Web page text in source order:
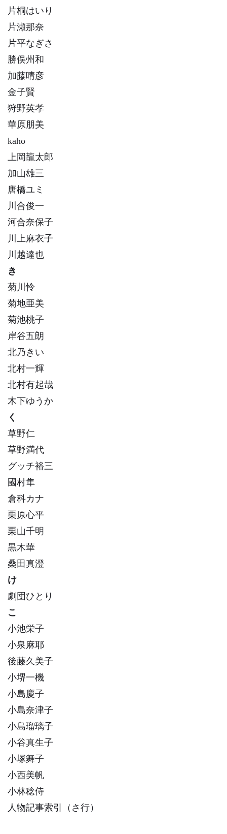
片桐はいり
片瀬那奈
片平なぎさ
勝俣州和
加藤晴彦
金子賢
狩野英孝
華原朋美
kaho
上岡龍太郎
加山雄三
唐橋ユミ
川合俊一
河合奈保子
川上麻衣子
川越達也
き
菊川怜
菊地亜美
菊池桃子
岸谷五朗
北乃きい
北村一輝
北村有起哉
木下ゆうか
く
草野仁
草野満代
グッチ裕三
國村隼
倉科カナ
栗原心平
栗山千明
黒木華
桑田真澄
け
劇団ひとり
こ
小池栄子
小泉麻耶
後藤久美子
小堺一機
小島慶子
小島奈津子
小島瑠璃子
小谷真生子
小塚舞子
小西美帆
小林稔侍
人物記事索引（さ行）